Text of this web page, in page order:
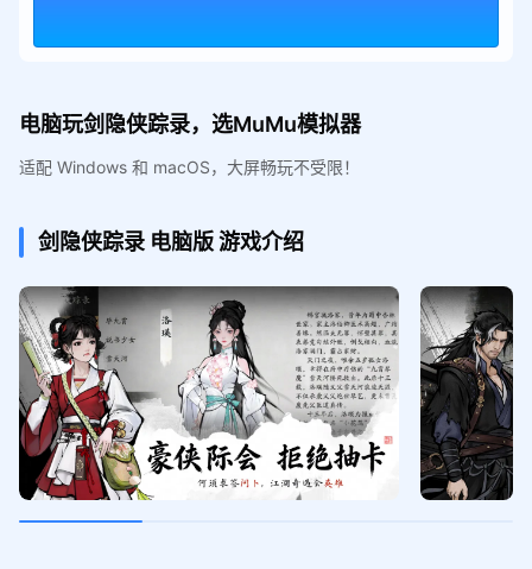
电脑玩剑隐侠踪录，选MuMu模拟器
适配 Windows 和 macOS，大屏畅玩不受限！
剑隐侠踪录 电脑版游戏介绍